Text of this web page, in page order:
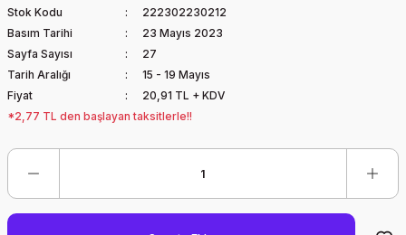
Stok Kodu
222302230212
Basım Tarihi
23 Mayıs 2023
Sayfa Sayısı
27
Tarih Aralığı
15 - 19 Mayıs
Fiyat
20,91 TL + KDV
*2,77 TL den başlayan taksitlerle!!